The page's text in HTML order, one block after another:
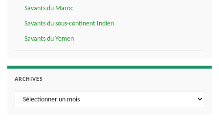
Savants du Maroc
Savants du sous-continent Indien
Savants du Yemen
ARCHIVES
Archives